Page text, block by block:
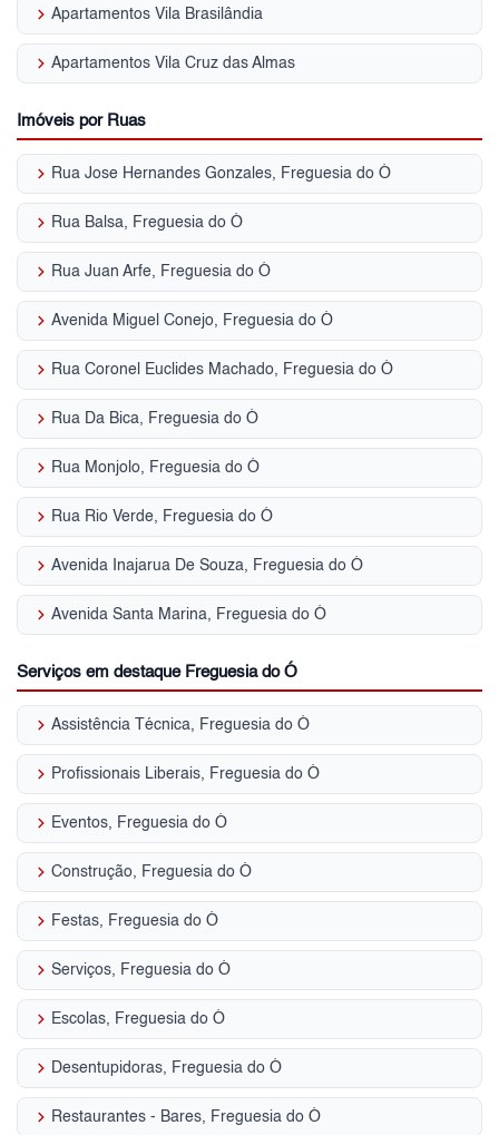
keyboard_arrow_right Apartamentos Vila Brasilândia
keyboard_arrow_right Apartamentos Vila Cruz das Almas
Imóveis por Ruas
keyboard_arrow_right Rua Jose Hernandes Gonzales, Freguesia do Ó
keyboard_arrow_right Rua Balsa, Freguesia do Ó
keyboard_arrow_right Rua Juan Arfe, Freguesia do Ó
keyboard_arrow_right Avenida Miguel Conejo, Freguesia do Ó
keyboard_arrow_right Rua Coronel Euclides Machado, Freguesia do Ó
keyboard_arrow_right Rua Da Bica, Freguesia do Ó
keyboard_arrow_right Rua Monjolo, Freguesia do Ó
keyboard_arrow_right Rua Rio Verde, Freguesia do Ó
keyboard_arrow_right Avenida Inajarua De Souza, Freguesia do Ó
keyboard_arrow_right Avenida Santa Marina, Freguesia do Ó
Serviços em destaque Freguesia do Ó
keyboard_arrow_right Assistência Técnica, Freguesia do Ó
keyboard_arrow_right Profissionais Liberais, Freguesia do Ó
keyboard_arrow_right Eventos, Freguesia do Ó
keyboard_arrow_right Construção, Freguesia do Ó
keyboard_arrow_right Festas, Freguesia do Ó
keyboard_arrow_right Serviços, Freguesia do Ó
keyboard_arrow_right Escolas, Freguesia do Ó
keyboard_arrow_right Desentupidoras, Freguesia do Ó
keyboard_arrow_right Restaurantes - Bares, Freguesia do Ó